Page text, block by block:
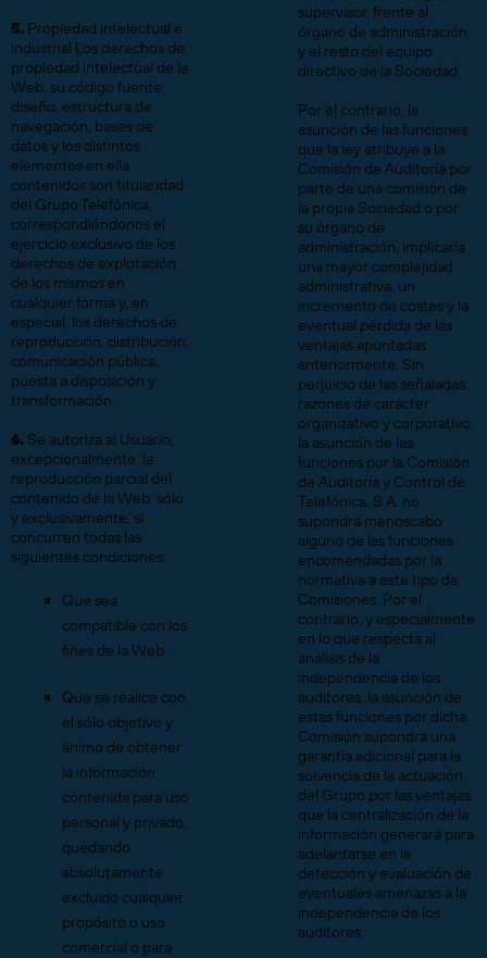
5. Propiedad intelectual e
industrial Los derechos de
propiedad intelectual de la
Web, su código fuente,
diseño, estructura de
navegación, bases de
datos y los distintos
elementos en ella
contenidos son titularidad
del Grupo Telefónica,
correspondiéndonos el
ejercicio exclusivo de los
derechos de explotación
de los mismos en
cualquier forma y, en
especial, los derechos de
reproducción, distribución,
comunicación pública,
puesta a disposición y
transformación.
6. Se autoriza al Usuario,
excepcionalmente, la
reproducción parcial del
contenido de la Web, sólo
y exclusivamente, si
concurren todas las
siguientes condiciones:
Que sea
compatible con los
fines de la Web.
Que se realice con
el sólo objetivo y
ánimo de obtener
la información
contenida para uso
personal y privado,
quedando
absolutamente
excluido cualquier
propósito o uso
comercial o para
supervisor, frente al
órgano de administración
y el resto del equipo
directivo de la Sociedad.
Por el contrario, la
asunción de las funciones
que la ley atribuye a la
Comisión de Auditoría por
parte de una comisión de
la propia Sociedad o por
su órgano de
administración, implicaría
una mayor complejidad
administrativa, un
incremento de costes y la
eventual pérdida de las
ventajas apuntadas
anteriormente. Sin
perjuicio de las señaladas
razones de carácter
organizativo y corporativo,
la asunción de las
funciones por la Comisión
de Auditoría y Control de
Telefónica, S.A. no
supondrá menoscabo
alguno de las funciones
encomendadas por la
normativa a este tipo de
Comisiones. Por el
contrario, y especialmente
en lo que respecta al
análisis de la
independencia de los
auditores, la asunción de
estas funciones por dicha
Comisión supondrá una
garantía adicional para la
solvencia de la actuación
del Grupo por las ventajas
que la centralización de la
información generará para
adelantarse en la
detección y evaluación de
eventuales amenazas a la
independencia de los
auditores.